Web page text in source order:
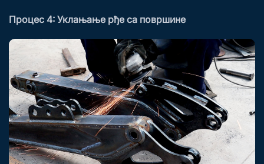
Процес 4: Уклањање рђе са површине